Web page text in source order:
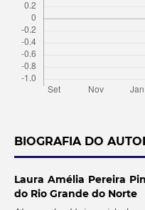
BIOGRAFIA DO
Laura Amélia Pereira
do Rio Grande do Norte